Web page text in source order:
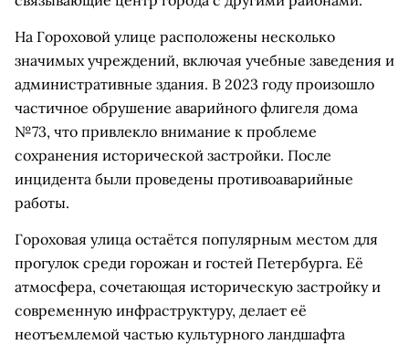
На Гороховой улице расположены несколько
значимых учреждений, включая учебные заведения и
административные здания. В 2023 году произошло
частичное обрушение аварийного флигеля дома
№73, что привлекло внимание к проблеме
сохранения исторической застройки. После
инцидента были проведены противоаварийные
работы.
Гороховая улица остаётся популярным местом для
прогулок среди горожан и гостей Петербурга. Её
атмосфера, сочетающая историческую застройку и
современную инфраструктуру, делает её
неотъемлемой частью культурного ландшафта